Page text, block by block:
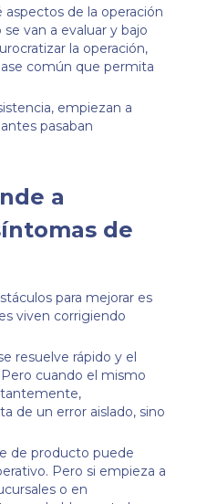
de la operación
van a evaluar y bajo
la operación,
común que permita
empiezan a
pasaban
a
de
para mejorar es
viven corrigiendo
resuelve rápido y el
cuando el mismo
de un error aislado, sino
de producto puede
Pero si empieza a
o en